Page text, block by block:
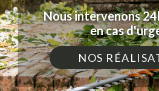
Nous intervenons
en cas
NOS